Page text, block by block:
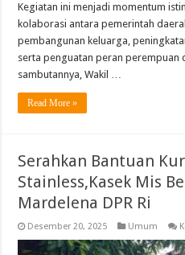
Kegiatan ini menjadi momentum
kolaborasi antara pemerintah
pembangunan keluarga,
serta penguatan peran perempuan
sambutannya, Wakil …
Read More »
Serahkan Bantuan
Stainless,Kasek Mis
Mardelena DPR Ri
Desember 20, 2025 Umum